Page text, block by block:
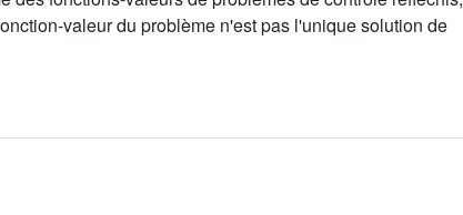
valeur du problème n'est pas l'unique solution de